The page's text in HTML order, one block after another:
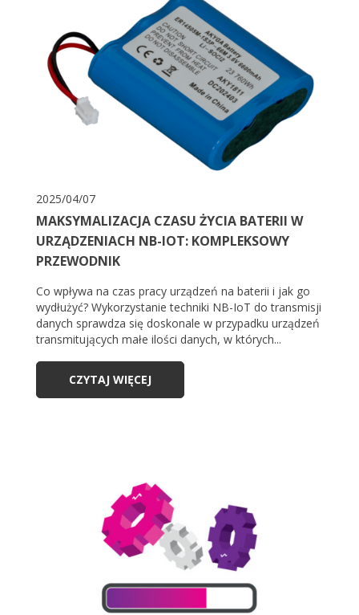
2025/04/07
MAKSYMALIZACJA CZASU ŻYCIA BATERII W
URZĄDZENIACH NB-IOT: KOMPLEKSOWY
PRZEWODNIK
Co wpływa na czas pracy urządzeń na baterii i jak go
wydłużyć? Wykorzystanie techniki NB-IoT do transmisji
danych sprawdza się doskonale w przypadku urządzeń
transmitujących małe ilości danych, w których...
CZYTAJ WIĘCEJ